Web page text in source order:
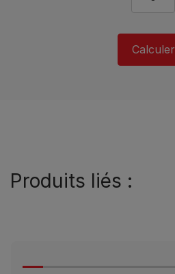
Calculer
Produits liés :